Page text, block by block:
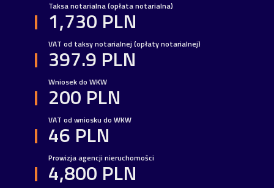
Taksa notarialna (opłata notarialna)
1,730 PLN
VAT od taksy notarialnej (opłaty notarialnej)
397.9 PLN
Wniosek do WKW
200 PLN
VAT od wniosku do WKW
46 PLN
Prowizja agencji nieruchomości
4,800 PLN